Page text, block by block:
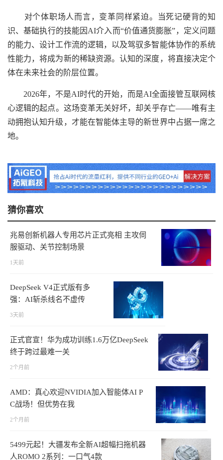
对个体职场人而言，变革同样紧迫。当死记硬背的知
识、基础执行的技能因AI介入而“价值通货膨胀”，定义问题
的能力、设计工作流的逻辑，以及驾驭多智能体协作的系统
性能力，将成为新的稀缺资源。认知的深度，将直接决定个
体在未来社会的阶层位置。
2026年，不是AI时代的开始，而是AI全面接管互联网核
心逻辑的起点。这场变革无关好坏，却关乎存亡——唯有主
动拥抱认知升级，才能在智能体主导的新世界中占据一席之
地。
猜你喜欢
兆易创新机器人专用芯片正式亮相 主攻伺
服驱动、关节控制场景
1天前
DeepSeek V4正式版有多
强：AI斩杀线名不虚传
3天前
正式官宣！华为成功训练1.6万亿DeepSeek
终于跨过最难一关
2个月前
AMD：真心欢迎NVIDIA加入智能体AI P
C战场！但优势在我
2个月前
5499元起！大疆发布全新AI超幅扫拖机器
人ROMO 2系列：一口气4款